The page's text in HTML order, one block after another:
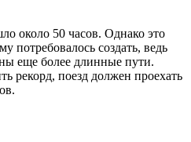
около 50 часов. Однако это
потребовалось создать, ведь
еще более длинные пути.
рекорд, поезд должен проехать